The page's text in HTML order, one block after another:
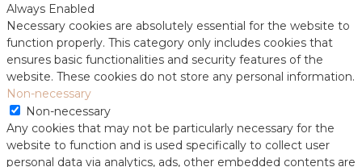
Always Enabled
Necessary cookies are absolutely essential for the website to
function properly. This category only includes cookies that
ensures basic functionalities and security features of the
website. These cookies do not store any personal information.
Non-necessary
Non-necessary
Any cookies that may not be particularly necessary for the
website to function and is used specifically to collect user
personal data via analytics, ads, other embedded contents are